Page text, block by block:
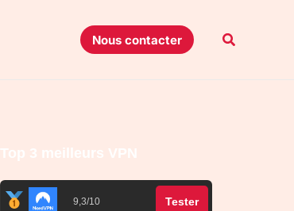
Nous contacter
Top 3 meilleurs VPN
9,3/10 Tester